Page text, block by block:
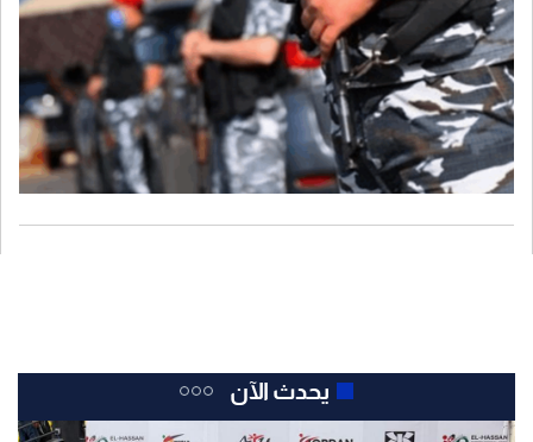
يحدث الآن